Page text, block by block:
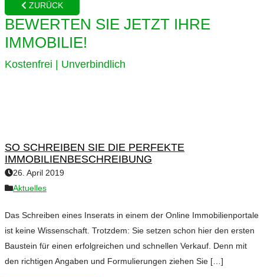
ZURÜCK
BEWERTEN SIE JETZT IHRE
IMMOBILIE!
Kostenfrei | Unverbindlich
SO SCHREIBEN SIE DIE PERFEKTE
IMMOBILIENBESCHREIBUNG
26. April 2019
Aktuelles
Das Schreiben eines Inserats in einem der Online Immobilienportale
ist keine Wissenschaft. Trotzdem: Sie setzen schon hier den ersten
Baustein für einen erfolgreichen und schnellen Verkauf. Denn mit
den richtigen Angaben und Formulierungen ziehen Sie […]